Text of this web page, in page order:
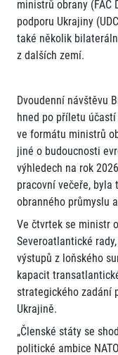
ministrů obrany (FAC
podporu Ukrajiny
také několik
z dalších zemí.
Dvoudenní návštěvu
hned po příletu
ve formátu ministrů
jiné o budoucnosti
výhledech na rok
pracovní večeře,
obranného průmyslu
Ve čtvrtek se ministr
Severoatlantické
výstupů z loňského
kapacit
strategického zadání
Ukrajině.
„Členské státy se
politické ambice